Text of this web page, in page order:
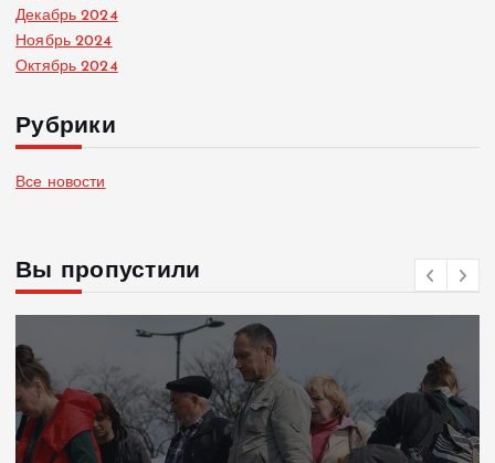
Декабрь 2024
Ноябрь 2024
Октябрь 2024
Рубрики
Все новости
Вы пропустили